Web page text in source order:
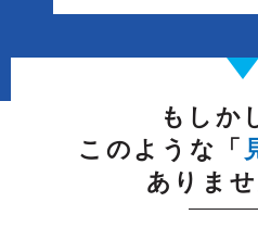
2016/11/21
肝臓の病気で上昇
タバコは歯周病の
性が！！
2016/11/20
歯周病を悪化させ
歯周病と肺炎の関連
もしか
このような「
ありま